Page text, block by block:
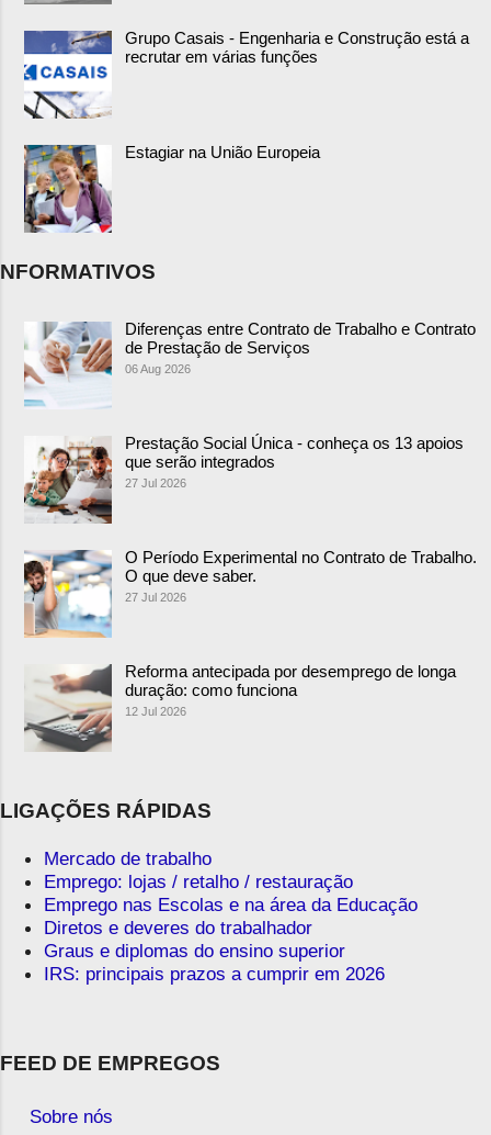
Grupo Casais - Engenharia e Construção está a
recrutar em várias funções
Estagiar na União Europeia
NFORMATIVOS
Diferenças entre Contrato de Trabalho e Contrato
de Prestação de Serviços
06 Aug 2026
Prestação Social Única - conheça os 13 apoios
que serão integrados
27 Jul 2026
O Período Experimental no Contrato de Trabalho.
O que deve saber.
27 Jul 2026
Reforma antecipada por desemprego de longa
duração: como funciona
12 Jul 2026
LIGAÇÕES RÁPIDAS
Mercado de trabalho
Emprego: lojas / retalho / restauração
Emprego nas Escolas e na área da Educação
Diretos e deveres do trabalhador
Graus e diplomas do ensino superior
IRS: principais prazos a cumprir em 2026
FEED DE EMPREGOS
Sobre nós